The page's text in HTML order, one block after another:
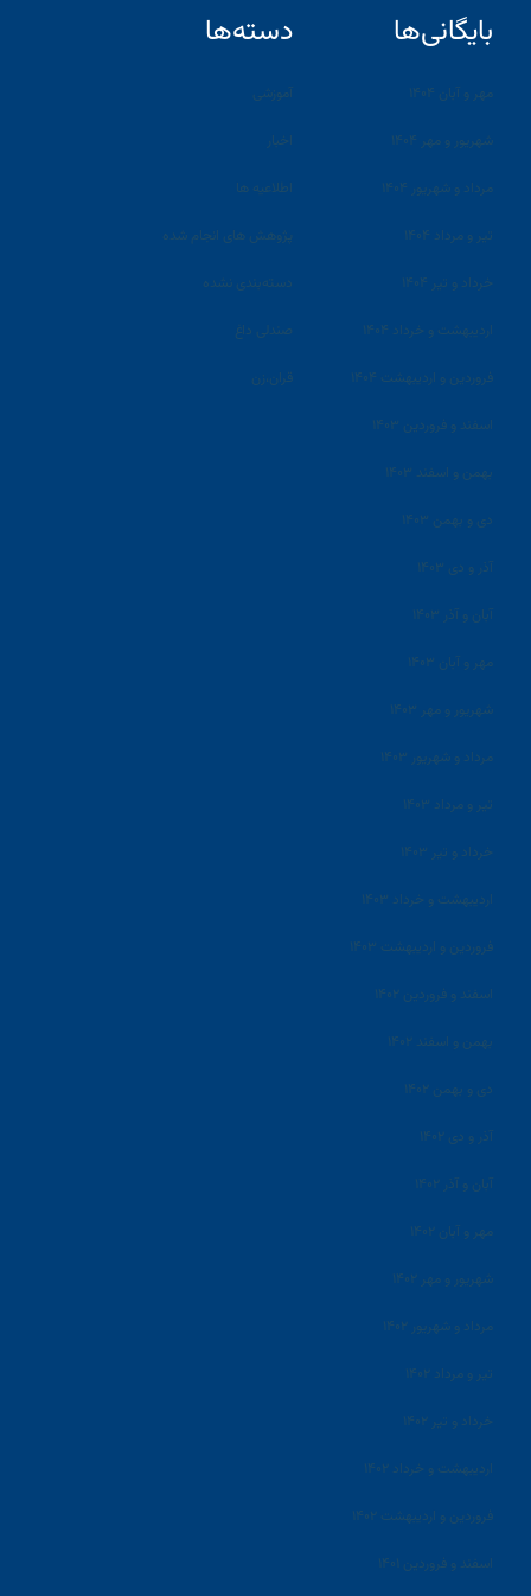
بایگانی‌ها
مهر و آبان ۱۴۰۴
شهریور و مهر ۱۴۰۴
مرداد و شهریور ۱۴۰۴
تیر و مرداد ۱۴۰۴
خرداد و تیر ۱۴۰۴
اردیبهشت و خرداد ۱۴۰۴
فروردین و اردیبهشت ۱۴۰۴
اسفند و فروردین ۱۴۰۳
بهمن و اسفند ۱۴۰۳
دی و بهمن ۱۴۰۳
آذر و دی ۱۴۰۳
آبان و آذر ۱۴۰۳
مهر و آبان ۱۴۰۳
شهریور و مهر ۱۴۰۳
مرداد و شهریور ۱۴۰۳
تیر و مرداد ۱۴۰۳
خرداد و تیر ۱۴۰۳
اردیبهشت و خرداد ۱۴۰۳
فروردین و اردیبهشت ۱۴۰۳
اسفند و فروردین ۱۴۰۲
بهمن و اسفند ۱۴۰۲
دی و بهمن ۱۴۰۲
آذر و دی ۱۴۰۲
آبان و آذر ۱۴۰۲
مهر و آبان ۱۴۰۲
شهریور و مهر ۱۴۰۲
مرداد و شهریور ۱۴۰۲
تیر و مرداد ۱۴۰۲
خرداد و تیر ۱۴۰۲
اردیبهشت و خرداد ۱۴۰۲
فروردین و اردیبهشت ۱۴۰۲
اسفند و فروردین ۱۴۰۱
دسته‌ها
آموزشی
اخبار
اطلاعیه ها
پژوهش های انجام شده
دسته‌بندی نشده
صندلی داغ
قران،زن